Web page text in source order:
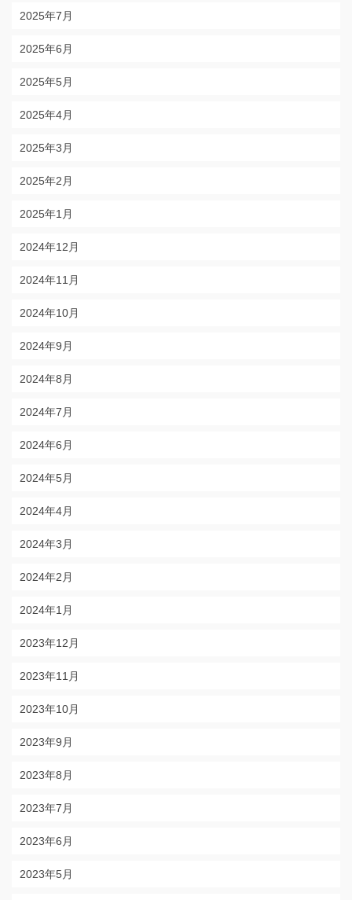
2025年7月
2025年6月
2025年5月
2025年4月
2025年3月
2025年2月
2025年1月
2024年12月
2024年11月
2024年10月
2024年9月
2024年8月
2024年7月
2024年6月
2024年5月
2024年4月
2024年3月
2024年2月
2024年1月
2023年12月
2023年11月
2023年10月
2023年9月
2023年8月
2023年7月
2023年6月
2023年5月